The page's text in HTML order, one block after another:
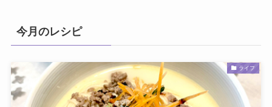
今月のレシピ
ライフ